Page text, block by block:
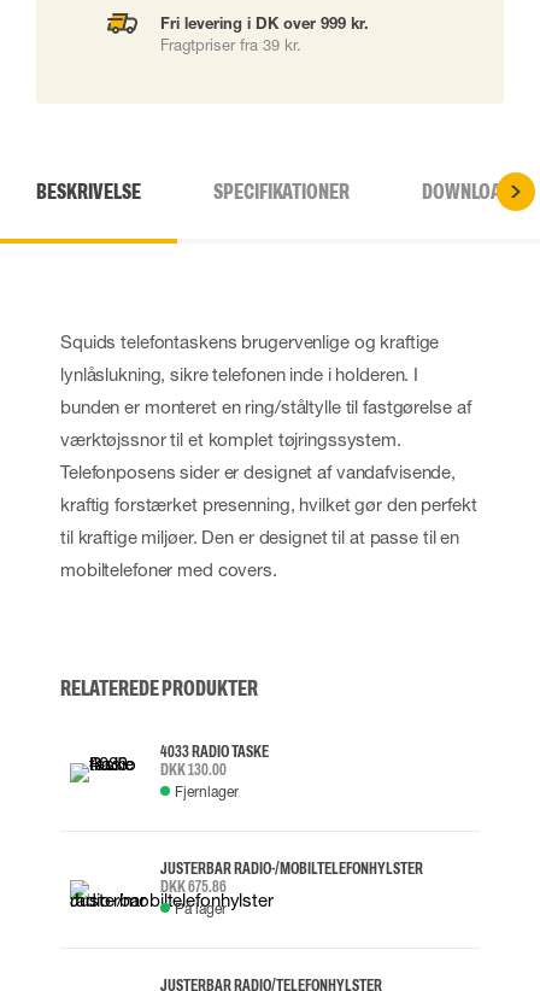
Fri levering i DK over 999 kr.
Fragtpriser fra 39 kr.
BESKRIVELSE SPECIFIKATIONER DOWNLOADS
Squids telefontaskens brugervenlige og kraftige
lynlåslukning, sikre telefonen inde i holderen. I
bunden er monteret en ring/ståltylle til fastgørelse af
værktøjssnor til et komplet tøjringssystem.
Telefonposens sider er designet af vandafvisende,
kraftig forstærket presenning, hvilket gør den perfekt
til kraftige miljøer. Den er designet til at passe til en
mobiltelefoner med covers.
RELATEREDE PRODUKTER
4033 RADIO TASKE
DKK 130.00
Fjernlager
JUSTERBAR RADIO-/MOBILTELEFONHYLSTER
DKK 675.86
På lager
JUSTERBAR RADIO/TELEFONHYLSTER